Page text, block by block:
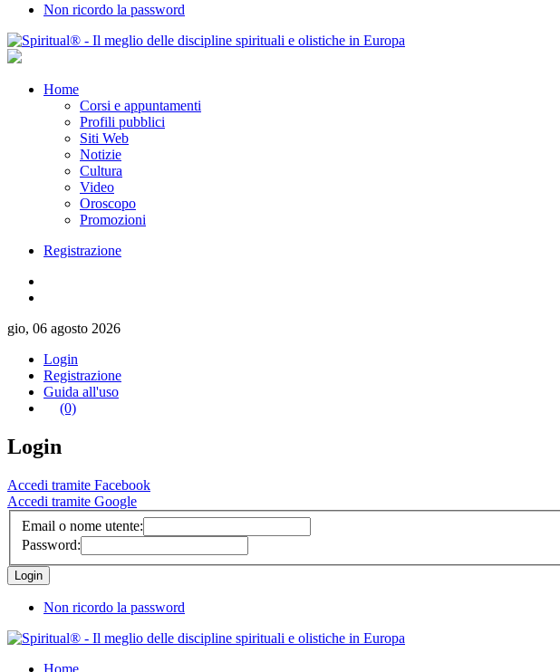
Non ricordo la password
Home
Corsi e appuntamenti
Profili pubblici
Siti Web
Notizie
Cultura
Video
Oroscopo
Promozioni
Registrazione
gio, 06 agosto 2026
Login
Registrazione
Guida all'uso
(0)
Login
Accedi tramite Facebook
Accedi tramite Google
Email o nome utente:
Password:
Non ricordo la password
Home